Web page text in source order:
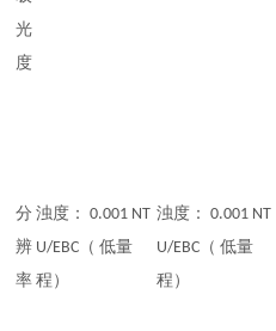
光
度
分
辨
率
浊度： 0.001 NT
U/EBC（ 低量
程）
浊度： 0.001 NT
U/EBC（ 低量
程）